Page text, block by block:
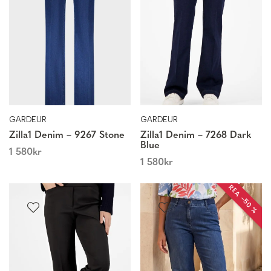
GARDEUR
Zilla1 Denim – 9267 Stone
1 580kr
GARDEUR
Zilla1 Denim – 7268 Dark
Blue
1 580kr
REA −50 %